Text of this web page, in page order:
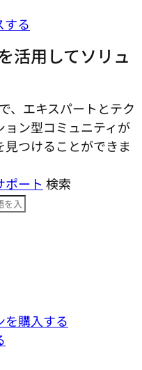
する
活用してソリュ
、エキスパートとテク
ョン型コミ​ュニティが
つけることができま
ポート 検索
を購入する